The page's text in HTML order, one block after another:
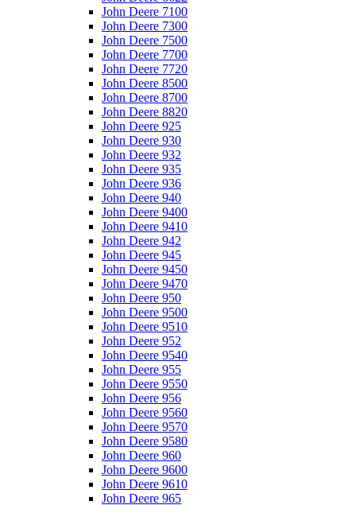
John Deere 7100
John Deere 7300
John Deere 7500
John Deere 7700
John Deere 7720
John Deere 8500
John Deere 8700
John Deere 8820
John Deere 925
John Deere 930
John Deere 932
John Deere 935
John Deere 936
John Deere 940
John Deere 9400
John Deere 9410
John Deere 942
John Deere 945
John Deere 9450
John Deere 9470
John Deere 950
John Deere 9500
John Deere 9510
John Deere 952
John Deere 9540
John Deere 955
John Deere 9550
John Deere 956
John Deere 9560
John Deere 9570
John Deere 9580
John Deere 960
John Deere 9600
John Deere 9610
John Deere 965